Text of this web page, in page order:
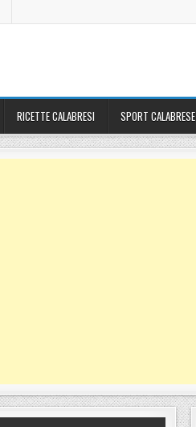
RICETTE CALABRESI SPORT CALABRESE